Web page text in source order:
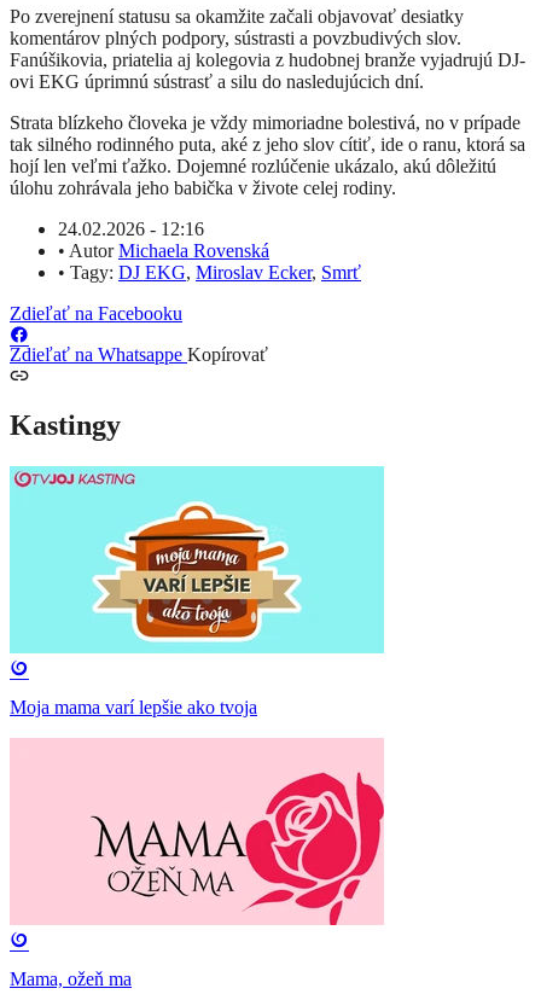
Po zverejnení statusu sa okamžite začali objavovať desiatky
komentárov plných podpory, sústrasti a povzbudivých slov.
Fanúšikovia, priatelia aj kolegovia z hudobnej branže vyjadrujú DJ-
ovi EKG úprimnú sústrasť a silu do nasledujúcich dní.
Strata blízkeho človeka je vždy mimoriadne bolestivá, no v prípade
tak silného rodinného puta, aké z jeho slov cítiť, ide o ranu, ktorá sa
hojí len veľmi ťažko. Dojemné rozlúčenie ukázalo, akú dôležitú
úlohu zohrávala jeho babička v živote celej rodiny.
24.02.2026 - 12:16
• AutorMichaela Rovenská
• Tagy: DJ EKG, Miroslav Ecker, Smrť
Zdieľať na Facebooku
Zdieľať na Whatsappe Kopírovať
Kastingy
Moja mama varí lepšie ako tvoja
Mama, ožeň ma